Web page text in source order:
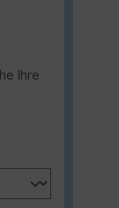
Ihre